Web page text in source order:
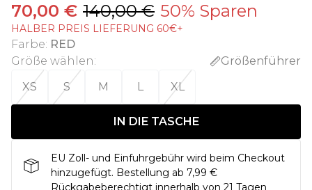
70,00 € 140,00 € 50% Sparen
HALBER PREIS LIEFERUNG 60€+
Farbe: RED
Größe wählen:
Größenführer
XS
S M L XL
IN DIE TASCHE
EU Zoll- und Einfuhrgebühr wird beim Checkout
hinzugefügt. Bestellung ab 7,99 €
Rückgabeberechtigt innerhalb von 21 Tagen